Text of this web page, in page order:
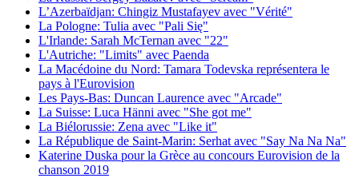
L’Azerbaïdjan: Chingiz Mustafayev avec "Vérité"
La Pologne: Tulia avec "Pali Się"
L'Irlande: Sarah McTernan avec "22"
L'Autriche: "Limits" avec Paenda
La Macédoine du Nord: Tamara Todevska représentera le
pays à l'Eurovision
Les Pays-Bas: Duncan Laurence avec "Arcade"
La Suisse: Luca Hänni avec "She got me"
La Biélorussie: Zena avec "Like it"
La République de Saint-Marin: Serhat avec "Say Na Na Na"
Katerine Duska pour la Grèce au concours Eurovision de la
chanson 2019